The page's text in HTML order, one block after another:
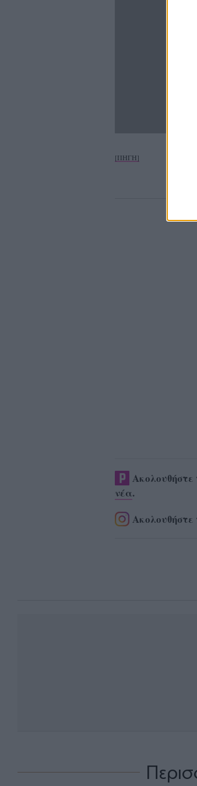
[ΠΗΓΗ]
Ακολουθήστε
νέα.
Ακολουθήστε